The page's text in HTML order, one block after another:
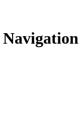
Navigation